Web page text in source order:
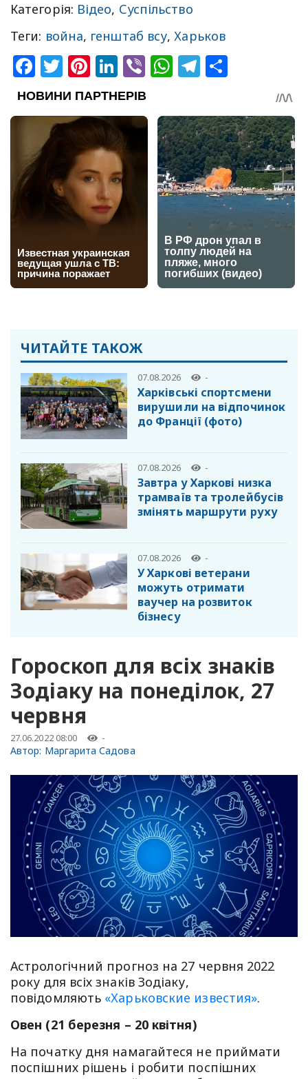
Категорія: Відео, Суспільство
Теги: война, генштаб всу,Харьков
Facebook
Twitter
Pinterest
LinkedIn
ViberWhatsApp
Telegram
ЧИТАЙТЕ ТАКОЖ
07.08.2026 -
Харківські спортсмени
вирушили на відпочинок
до Франції (фото)
07.08.2026 -
Завтра у Харкові низка
трамваїв та тролейбусів
змінять маршрути руху
07.08.2026 -
У Харкові ветерани
можуть отримати
ваучер на розвиток
бізнесу
Гороскоп для всіх знаків
Зодіаку на понеділок, 27
червня
27.06.2022 08:00 -
Автор: Маргарита Садова
Астрологічний прогноз на 27 червня 2022
року для всіх знаків Зодіаку,
повідомляють «Харьковские известия».
Овен (21 березня – 20 квітня)
На початку дня намагайтеся не приймати
поспішних рішень і робити поспішних